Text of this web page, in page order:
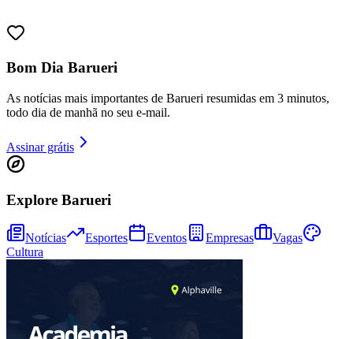
Bom Dia Barueri
As notícias mais importantes de Barueri resumidas em 3 minutos,
todo dia de manhã no seu e-mail.
Assinar grátis
Explore Barueri
Notícias Esportes Eventos Empresas
Vagas
Cultura